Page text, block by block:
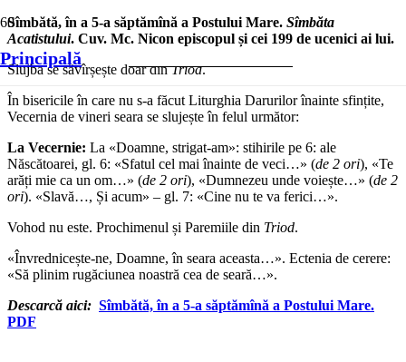
Principală
Sîmbătă, în a 5-a săptămînă a Postului Mare. Sîmbăta
Acatistului. Cuv. Mc. Nicon episcopul și cei 199 de ucenici ai lui.
Slujba se săvîrșește doar dinTriod.
În bisericile în care nu s-a făcut Liturghia Darurilor înainte sfințite,
Vecernia de vineri seara se slujește în felul următor:
La Vecernie: La «Doamne, strigat-am»: stihirile pe 6: ale
Născătoarei, gl. 6: «Sfatul cel mai înainte de veci…» (de 2 ori), «Te
arăți mie ca un om…» (de 2 ori), «Dumnezeu unde voiește…» (de 2
ori). «Slavă…, Și acum» – gl. 7: «Cine nu te va ferici…».
Vohod nu este. Prochimenul și Paremiile din Triod.
«Învrednicește-ne, Doamne, în seara aceasta…». Ectenia de cerere:
«Să plinim rugăciunea noastră cea de seară…».
Descarcă aici: Sîmbătă, în a 5-a săptămînă a Postului Mare.
PDF